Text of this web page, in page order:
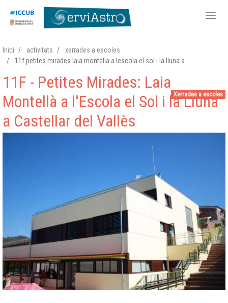
al
Inici activitats
xerrades a escoles
11f petites mirades laia montella a lescola el sol i la lluna a
Xerrades a escoles
11F - Petites Mirades: Laia
Montellà a l'Escola el Sol i la Lluna
a Castellar del Vallès